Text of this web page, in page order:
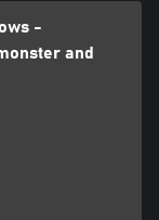
-
and